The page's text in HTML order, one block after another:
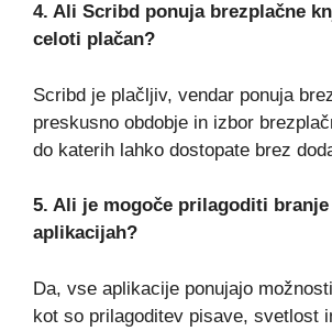
4. Ali Scribd ponuja brezplačne
celoti plačan?
Scribd je plačljiv, vendar ponuja
preskusno obdobje in izbor
do katerih lahko dostopate brez
5. Ali je mogoče prilagoditi
aplikacijah?
Da, vse aplikacije ponujajo
kot so prilagoditev pisave, svetlost